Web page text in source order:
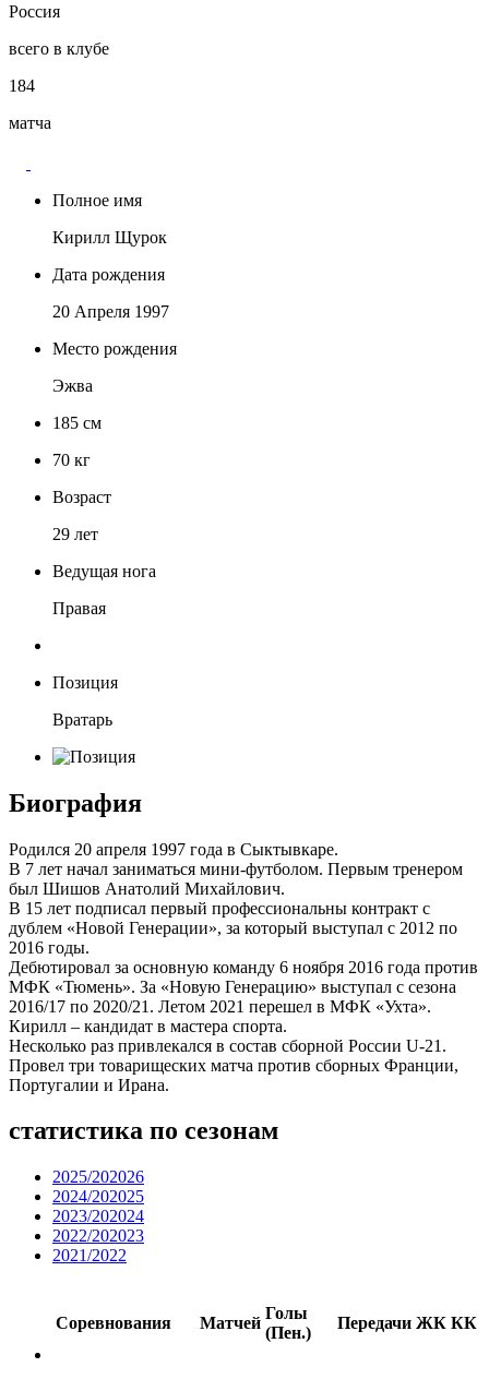
Россия
всего в клубе
184
матча
Полное имя
Кирилл Щурок
Дата рождения
20 Апреля 1997
Место рождения
Эжва
185 см
70 кг
Возраст
29 лет
Ведущая нога
Правая
Позиция
Вратарь
Биография
Родился 20 апреля 1997 года в Сыктывкаре.
В 7 лет начал заниматься мини-футболом. Первым тренером
был Шишов Анатолий Михайлович.
В 15 лет подписал первый профессиональны контракт с
дублем «Новой Генерации», за который выступал с 2012 по
2016 годы.
Дебютировал за основную команду 6 ноября 2016 года против
МФК «Тюмень». За «Новую Генерацию» выступал с сезона
2016/17 по 2020/21. Летом 2021 перешел в МФК «Ухта».
Кирилл – кандидат в мастера спорта.
Несколько раз привлекался в состав сборной России U-21.
Провел три товарищеских матча против сборных Франции,
Португалии и Ирана.
статистика по сезонам
2025/202026
2024/202025
2023/202024
2022/202023
2021/2022
Соревнования Матчей
Голы
(Пен.)
Передачи ЖК КК